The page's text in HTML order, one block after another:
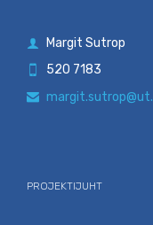
 Margit Sutrop
520 7183

PROJEKTIJUHT